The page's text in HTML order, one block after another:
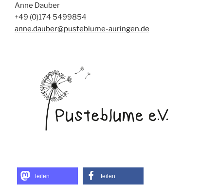
Anne Dauber
+49 (0)174 5499854
anne.dauber@pusteblume-auringen.de
teilen teilen